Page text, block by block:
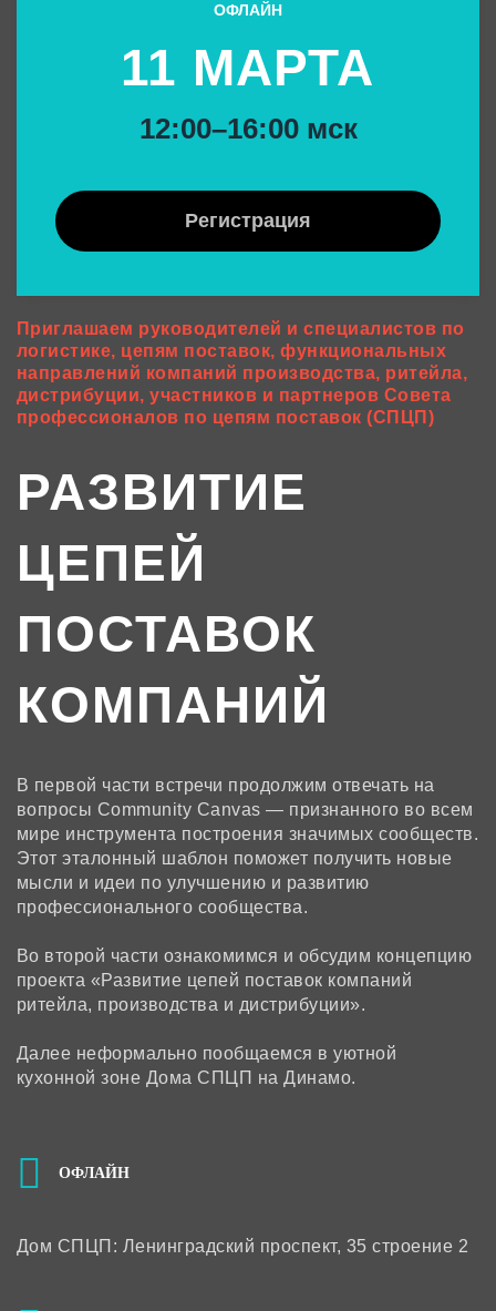
ОФЛАЙН
11 МАРТА
12:00–16:00 мск
Регистрация
Приглашаем руководителей и специалистов по
логистике, цепям поставок, функциональных
направлений компаний производства, ритейла,
дистрибуции, участников и партнеров Совета
профессионалов по цепям поставок (СПЦП)
РАЗВИТИЕ
ЦЕПЕЙ
ПОСТАВОК
КОМПАНИЙ
В первой части встречи продолжим отвечать на
вопросы Community Canvas — признанного во всем
мире инструмента построения значимых сообществ.
Этот эталонный шаблон поможет получить новые
мысли и идеи по улучшению и развитию
профессионального сообщества.
Во второй части ознакомимся и обсудим концепцию
проекта «Развитие цепей поставок компаний
ритейла, производства и дистрибуции».
Далее неформально пообщаемся в уютной
кухонной зоне Дома СПЦП на Динамо.
ОФЛАЙН
Дом СПЦП: Ленинградский проспект, 35 строение 2